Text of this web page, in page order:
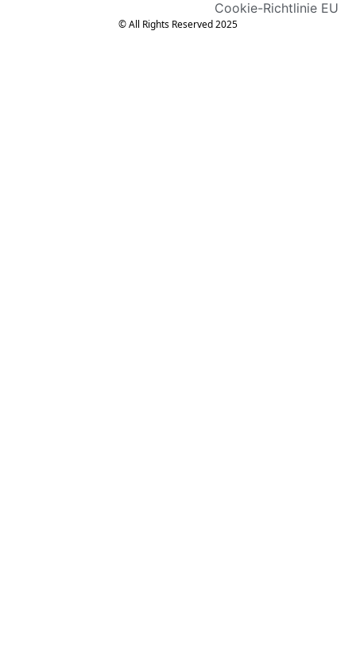
Cookie-Richtlinie EU
© All Rights Reserved 2025